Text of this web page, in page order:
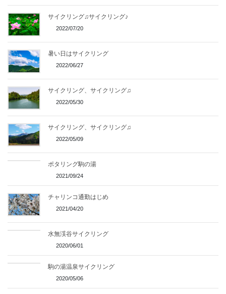
サイクリング♫サイクリング♪
2022/07/20
暑い日はサイクリング
2022/06/27
サイクリング、サイクリング♫
2022/05/30
サイクリング、サイクリング♫
2022/05/09
ポタリング駒の湯
2021/09/24
チャリンコ通勤はじめ
2021/04/20
水無渓谷サイクリング
2020/06/01
駒の湯温泉サイクリング
2020/05/06